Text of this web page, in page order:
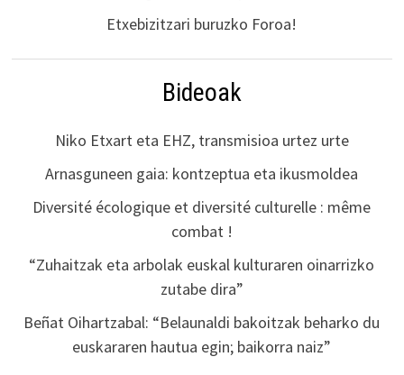
Etxebizitzari buruzko Foroa!
Bideoak
Niko Etxart eta EHZ, transmisioa urtez urte
Arnasguneen gaia: kontzeptua eta ikusmoldea
Diversité écologique et diversité culturelle : même
combat !
“Zuhaitzak eta arbolak euskal kulturaren oinarrizko
zutabe dira”
Beñat Oihartzabal: “Belaunaldi bakoitzak beharko du
euskararen hautua egin; baikorra naiz”